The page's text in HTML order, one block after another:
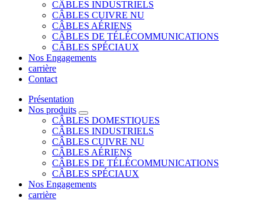
CÂBLES INDUSTRIELS
CÂBLES CUIVRE NU
CÂBLES AÉRIENS
CÂBLES DE TÉLÉCOMMUNICATIONS
CÂBLES SPÉCIAUX
Nos Engagements
carrière
Contact
Présentation
Nos produits
CÂBLES DOMESTIQUES
CÂBLES INDUSTRIELS
CÂBLES CUIVRE NU
CÂBLES AÉRIENS
CÂBLES DE TÉLÉCOMMUNICATIONS
CÂBLES SPÉCIAUX
Nos Engagements
carrière